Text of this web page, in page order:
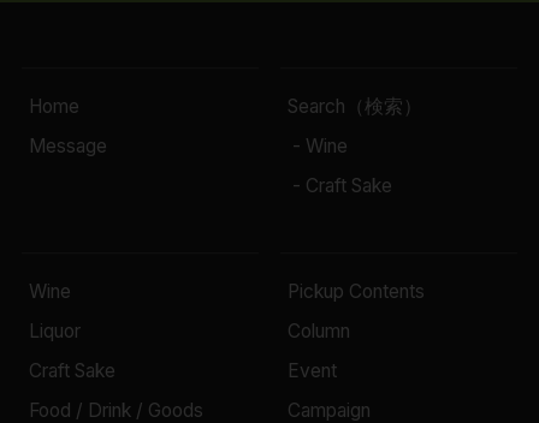
Home
Message
Search（検索）
- Wine
- Craft Sake
Wine
Liquor
Craft Sake
Food / Drink / Goods
Pickup Contents
Column
Event
Campaign